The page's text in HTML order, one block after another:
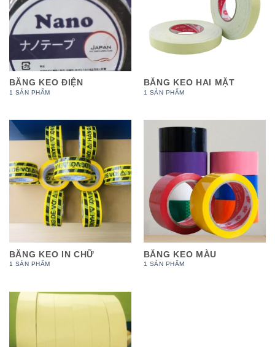
BĂNG KEO ĐIỆN
1 SẢN PHẨM
BĂNG KEO HAI MẶT
1 SẢN PHẨM
BĂNG KEO IN CHỮ
1 SẢN PHẨM
BĂNG KEO MÀU
1 SẢN PHẨM